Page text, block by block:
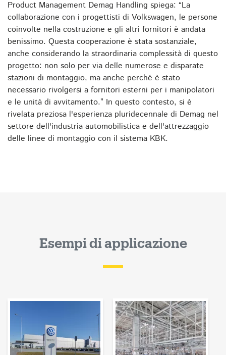
Product Management Demag Handling spiega: “La
collaborazione con i progettisti di Volkswagen, le persone
coinvolte nella costruzione e gli altri fornitori è andata
benissimo. Questa cooperazione è stata sostanziale,
anche considerando la straordinaria complessità di questo
progetto: non solo per via delle numerose e disparate
stazioni di montaggio, ma anche perché è stato
necessario rivolgersi a fornitori esterni per i manipolatori
e le unità di avvitamento.” In questo contesto, si è
rivelata preziosa l'esperienza pluridecennale di Demag nel
settore dell'industria automobilistica e dell'attrezzaggio
delle linee di montaggio con il sistema KBK.
Esempi di applicazione